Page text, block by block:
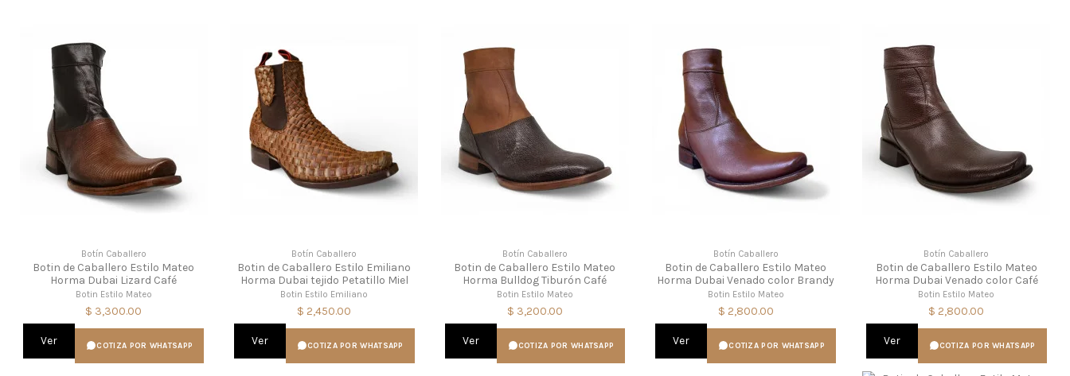
Botín Caballero
Botin de Caballero Estilo Mateo
Horma Dubai Lizard Café
Botin Estilo Mateo
$ 3,300.00
Ver COTIZA POR WHATSAPP
Botín Caballero
Botin de Caballero Estilo Emiliano
Horma Dubai tejido Petatillo Miel
Botin Estilo Emiliano
$ 2,450.00
Ver COTIZA POR WHATSAPP
Botín Caballero
Botin de Caballero Estilo Mateo
Horma Bulldog Tiburón Café
Botin Estilo Mateo
$ 3,200.00
Ver COTIZA POR WHATSAPP
Botín Caballero
Botin de Caballero Estilo Mateo
Horma Dubai Venado color Brandy
Botin Estilo Mateo
$ 2,800.00
Ver COTIZA POR WHATSAPP
Botín Caballero
Botin de Caballero Estilo Mateo
Horma Dubai Venado color Café
Botin Estilo Mateo
$ 2,800.00
Ver COTIZA POR WHATSAPP